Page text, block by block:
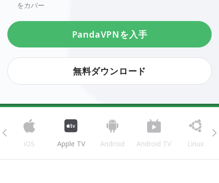
をカバー
PandaVPNを入手
無料ダウンロード
iOS Apple TV Android Android TV Linux